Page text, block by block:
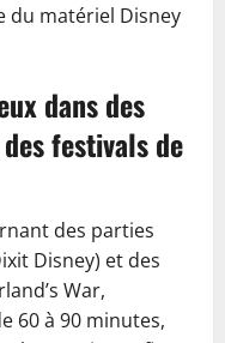
du matériel Disney
dans des
festivals de
des parties
Disney) et des
War,
60 à 90 minutes,